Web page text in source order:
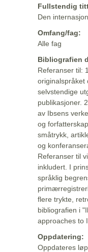
Fullstendig
Den
Omfang/fag:
Alle fag
Bibliografien
Referanser til:
originalspråket
selvstendige
publikasjoner.
av Ibsens
og
småtrykk,
og
Referanser til
inkludert. I
språklig
flere trykte,
bibliografien i
approaches to
Oppdatering:
Oppdateres